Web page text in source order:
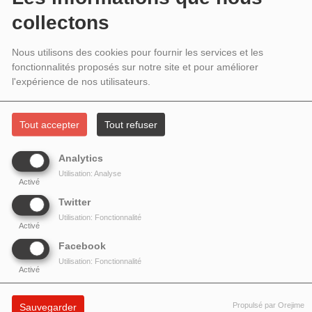
collectons
Nous utilisons des cookies pour fournir les services et les
fonctionnalités proposés sur notre site et pour améliorer
l'expérience de nos utilisateurs.
Tout accepter Tout refuser
Analytics
Activé
Utilisation: Analyse
Twitter
Activé
Utilisation: Fonctionnalité
Facebook
Activé
Utilisation: Fonctionnalité
Sauvegarder Propulsé par Orejime
Deux invitées dans le cadre de la semaine consacrée aux libertés associatives
et au 125e anniversaire de la Loi de 1901 : Barbara CHIRON desAnneaux de
la Mémoire
et Emmanuelle CADET d' Fondée à Nantes en 1991,